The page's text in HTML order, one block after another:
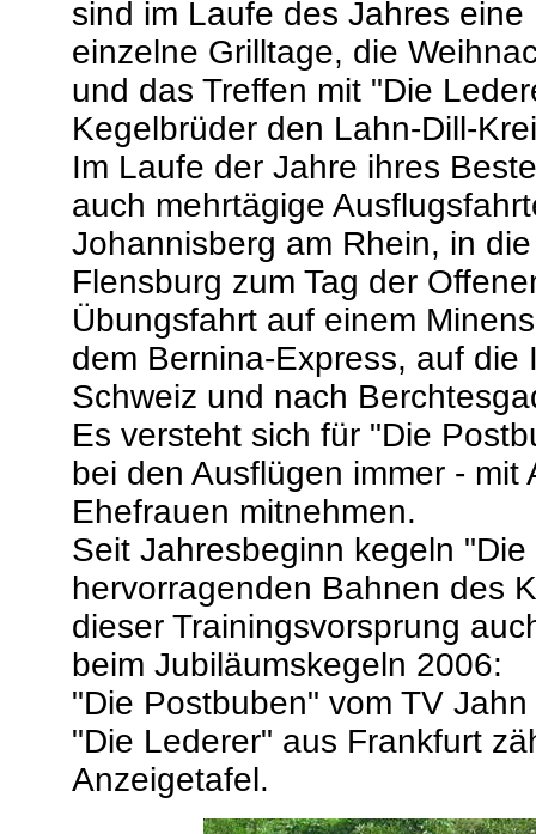
sind im Laufe des Jahres
einzelne Grilltage, die
und das Treffen mit "Die
Kegelbrüder den Lahn-Dill-
Im Laufe der Jahre ihres
auch mehrtägige
Johannisberg am Rhein, in
Flensburg zum Tag der
Übungsfahrt auf einem
dem Bernina-Express, auf
Schweiz und nach
Es versteht sich für "Die
bei den Ausflügen immer -
Ehefrauen mitnehmen.
Seit Jahresbeginn kegeln
hervorragenden Bahnen des
dieser Trainingsvorsprung
beim Jubiläumskegeln 2006:
"Die Postbuben" vom TV
"Die Lederer" aus Frankfurt
Anzeigetafel.